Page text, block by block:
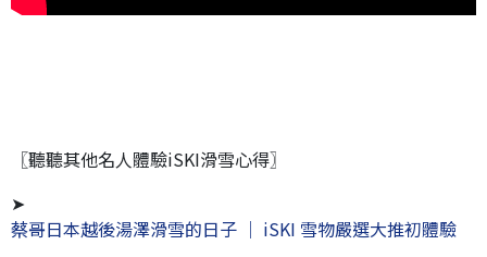
〖聽聽其他名人體驗iSKI滑雪心得〗
➤
蔡哥日本越後湯澤滑雪的日子 │ iSKI 雪物嚴選大推初體驗